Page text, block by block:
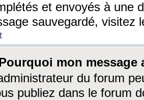
et envoyés à une
sauvegardé, visitez
mon message
du forum
publiez dans le forum